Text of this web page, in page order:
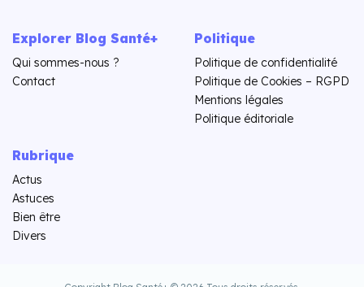
Explorer Blog Santé+
Qui sommes-nous ?
Contact
Politique
Politique de confidentialité
Politique de Cookies – RGPD
Mentions légales
Politique éditoriale
Rubrique
Actus
Astuces
Bien être
Divers